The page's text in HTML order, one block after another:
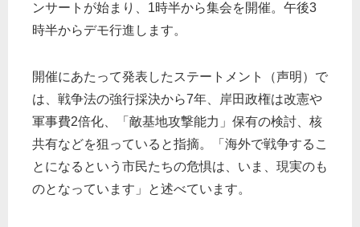
ンサートが始まり、1時半から集会を開催。午後3
時半からデモ行進します。
開催にあたって発表したステートメント（声明）で
は、戦争法の強行採決から7年、岸田政権は改憲や
軍事費2倍化、「敵基地攻撃能力」保有の検討、核
共有などを狙っていると指摘。「海外で戦争するこ
とになるという市民たちの危惧は、いま、現実のも
のとなっています」と述べています。